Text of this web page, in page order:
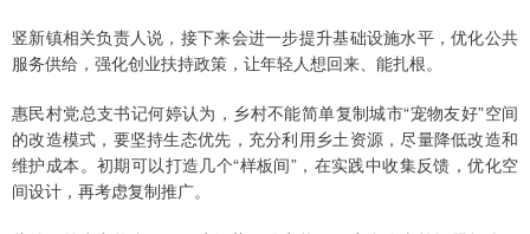
竖新镇相关负责人说，接下来会进一步提升基础设施水平，优化公共
服务供给，强化创业扶持政策，让年轻人想回来、能扎根。
惠民村党总支书记何婷认为，乡村不能简单复制城市“宠物友好”空间
的改造模式，要坚持生态优先，充分利用乡土资源，尽量降低改造和
维护成本。初期可以打造几个“样板间”，在实践中收集反馈，优化空
间设计，再考虑复制推广。